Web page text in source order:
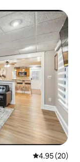
Calificación
4.95 (20)